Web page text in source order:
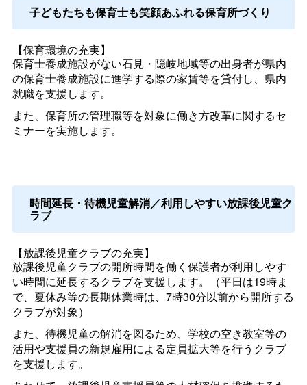
子どもたちも保育士も笑顔あふれる保育所づくり
【保育環境の充実】
保育士養成施設がない石見・隠岐地域等の出身者が県内
の保育士養成施設に進学する際の家賃等を貸付し、県内
就職を支援します。
また、保育所の管理職等を対象に働き方改革に関するセ
ミナーを実施します。
時間延長・待機児童解消／利用しやすい放課後児童ク
ラブ
【放課後児童クラブの充実】
放課後児童クラブの開所時間を働く保護者が利用しやす
い時間に延長するクラブを支援します。（平日は19時ま
で、夏休み等の長期休業時は、7時30分以前から開所する
クラブが対象）
また、待機児童の解消を図るため、学校の空き教室等の
活用や支援員の新規雇用による定員拡大等を行うクラブ
を支援します。